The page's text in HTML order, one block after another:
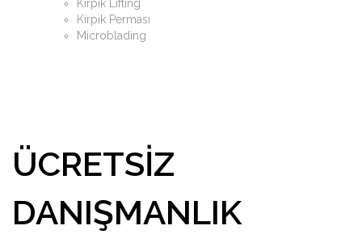
Kirpik Lifting
Kirpik Perması
Microblading
ÜCRETSIZ
DANIŞMANLIK